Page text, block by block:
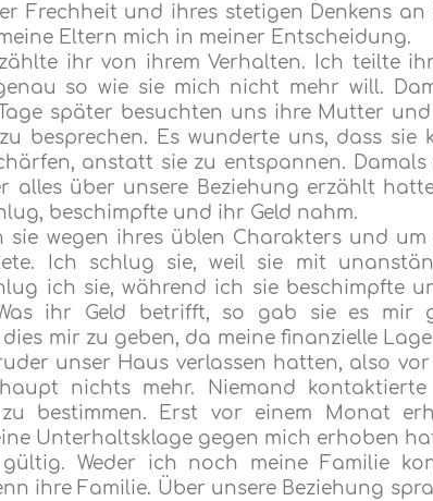
Frechheit und ihres stetigen Denkens an
Eltern mich in meiner Entscheidung.
ihr von ihrem Verhalten. Ich teilte
so wie sie mich nicht mehr will.
später besuchten uns ihre Mutter
besprechen. Es wunderte uns, dass sie
anstatt sie zu entspannen. Damals
alles über unsere Beziehung erzählt
beschimpfte und ihr Geld nahm.
sie wegen ihres üblen Charakters und um
Ich schlug sie, weil sie mit
ich sie, während ich sie beschimpfte
ihr Geld betrifft, so gab sie es mir
mir zu geben, da meine finanzielle
unser Haus verlassen hatten, also
nichts mehr. Niemand
bestimmen. Erst vor einem Monat
Unterhaltsklage gegen mich erhoben
Weder ich noch meine Familie
ihre Familie. Über unsere Beziehung